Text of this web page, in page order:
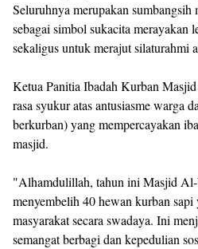
Seluruhnya merupakan sumbangsih
sebagai simbol sukacita merayakan
sekaligus untuk merajut silaturahmi
Ketua Panitia Ibadah Kurban
rasa syukur atas antusiasme warga
berkurban) yang mempercayakan
masjid.
"Alhamdulillah, tahun ini Masjid
menyembelih 40 hewan kurban
masyarakat secara swadaya. Ini
semangat berbagi dan kepedulian